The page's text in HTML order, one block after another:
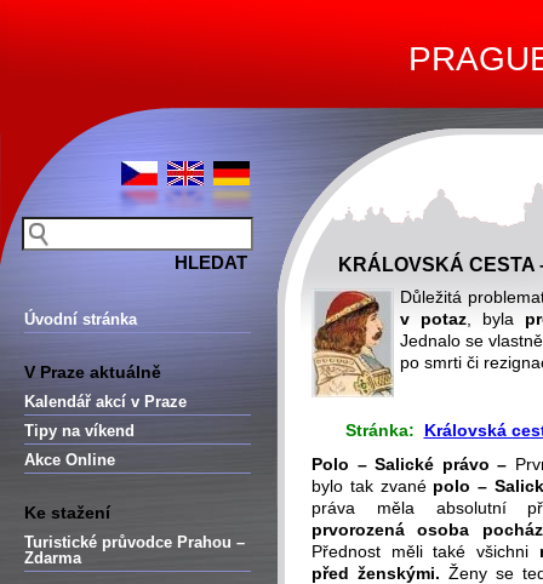
Úvodní stránka
V Praze aktuálně
Kalendář akcí v Praze
Tipy na víkend
Akce Online
Ke stažení
Turistické průvodce Prahou –
Zdarma
KRÁLOVSKÁ CESTA
Důležitá
v potaz , byla
Jednalo se
po smrti či
Stránka:
Královská
Polo – Salické právo –
bylo tak zvané polo –
práva měla absolutní
prvorozená osoba
Přednost měli také všichni
před ženskými. Ženy se